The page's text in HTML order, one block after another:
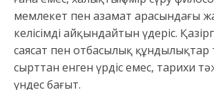
мемлекет пен азамат арасындағы
келісімді айқындайтын үдеріс.
саясат пен отбасылық
сырттан енген үрдіс емес, тарихи
үндес бағыт.